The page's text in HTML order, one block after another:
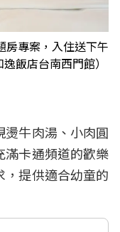
專案，入住送下午
飯店台南西門館）
牛肉湯、小肉圓
滿卡通頻道的歡樂
，提供適合幼童的